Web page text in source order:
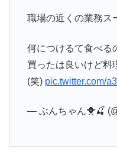
職場の近くの業務ス
何につけるて食べる
買ったは良いけど料
(笑) pic.twitter.com/
— ぶんちゃん🐥🍒